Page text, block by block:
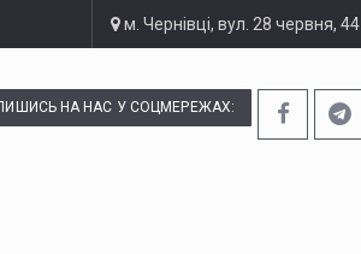
м. Чернівці, вул. 28 червня, 44
НА НАС У СОЦМЕРЕЖАХ: